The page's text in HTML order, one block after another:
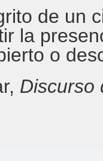
de un
la
o
Discurso